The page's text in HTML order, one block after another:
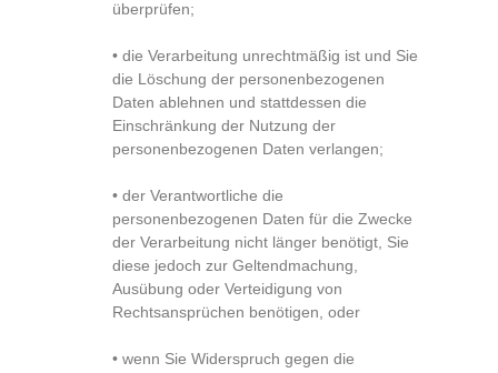
überprüfen;
• die Verarbeitung unrechtmäßig ist und Sie
die Löschung der personenbezogenen
Daten ablehnen und stattdessen die
Einschränkung der Nutzung der
personenbezogenen Daten verlangen;
• der Verantwortliche die
personenbezogenen Daten für die Zwecke
der Verarbeitung nicht länger benötigt, Sie
diese jedoch zur Geltendmachung,
Ausübung oder Verteidigung von
Rechtsansprüchen benötigen, oder
• wenn Sie Widerspruch gegen die